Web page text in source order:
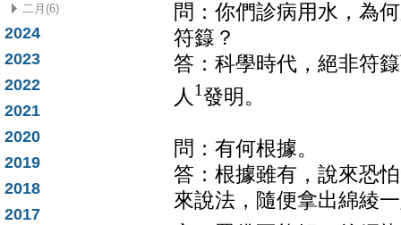
二月(6)
2024
2023
2022
2021
2020
2019
2018
2017
問：你們診病用水，為
符籙？
答：科學時代，絕非符
人 1發明。
問：有何根據。
答：根據雖有，說來恐
來說法，隨便拿出綿綾